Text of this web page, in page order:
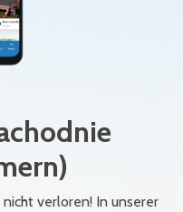
verloren! In unserer